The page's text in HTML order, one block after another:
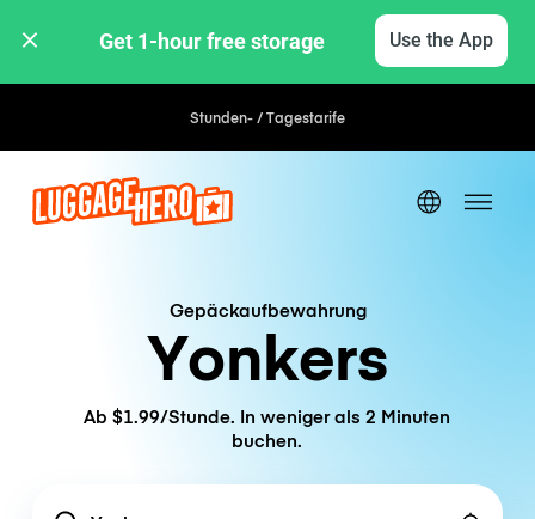
Get 1-hour free storage Use the App
Stunden- / Tagestarife
Gepäckaufbewahrung
Yonkers
Ab $1.99/Stunde. In weniger als 2 Minuten
buchen.